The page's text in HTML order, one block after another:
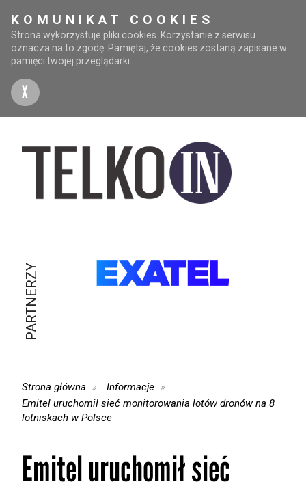
KOMUNIKAT COOKIES
Strona wykorzystuje pliki cookies. Korzystanie z serwisu
oznacza na to zgodę. Pamiętaj, że cookies zostaną zapisane w
pamięci twojej przeglądarki.
X
PARTNERZY
Strona główna
Informacje
Emitel uruchomił sieć monitorowania lotów dronów na 8
lotniskach w Polsce
Emitel uruchomił sieć